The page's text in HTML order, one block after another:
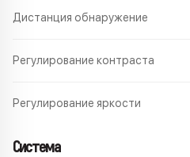
Дистанция обнаружение
Регулирование контраста
Регулирование яркости
Система